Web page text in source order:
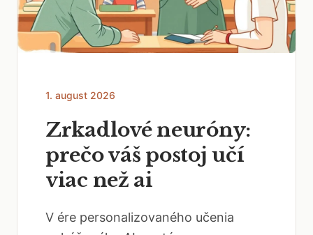
1. august 2026
Zrkadlové neuróny:
prečo váš postoj učí
viac než ai
V ére personalizovaného učenia